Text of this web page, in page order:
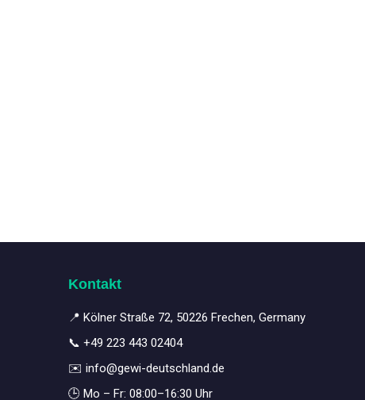
Kontakt
📍 Kölner Straße 72, 50226 Frechen, Germany
📞 +49 223 443 02404
✉️ info@gewi-deutschland.de
🕒 Mo – Fr: 08:00–16:30 Uhr